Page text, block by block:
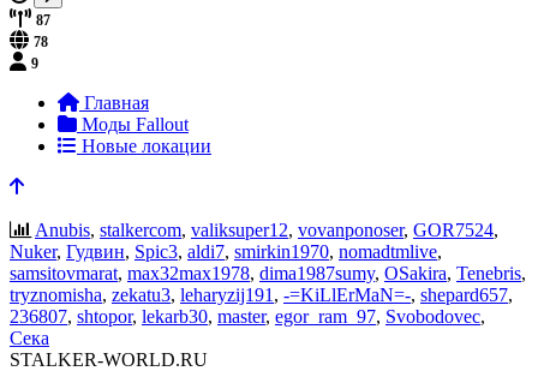
87
78
9
Главная
Моды Fallout
Новые локации
Anubis, stalkercom, valiksuper12, vovanponoser, GOR7524,
Nuker, Гудвин, Spic3, aldi7, smirkin1970, nomadtmlive,
samsitovmarat, max32max1978, dima1987sumy, OSakira, Tenebris,
tryznomisha, zekatu3, leharyzij191 , -=KiLlErMaN=-, shepard657,
236807, shtopor, lekarb30, master, egor_ram_97, Svobodovec,
Сека
STALKER-WORLD.RU